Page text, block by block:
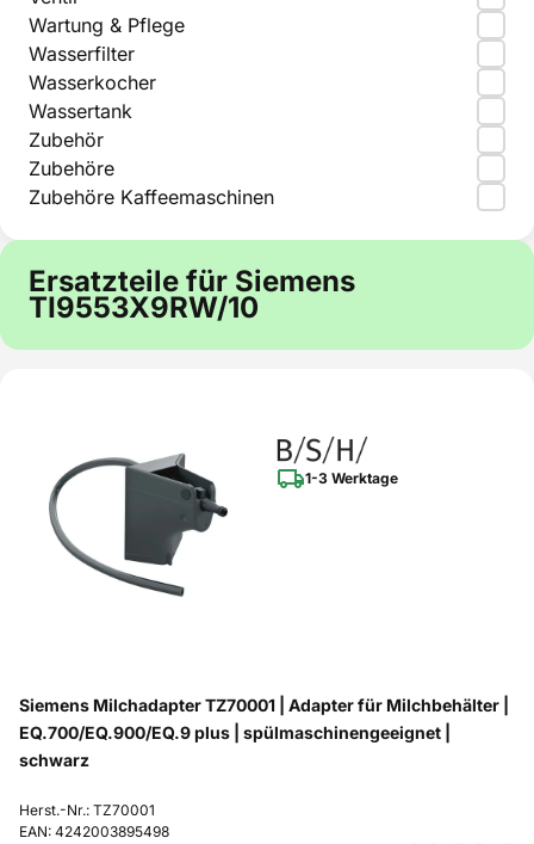
Wartung & Pflege
Wasserfilter
Wasserkocher
Wassertank
Zubehör
Zubehöre
Zubehöre Kaffeemaschinen
Ersatzteile für Siemens
TI9553X9RW/10
1-3 Werktage
Siemens Milchadapter TZ70001 | Adapter für Milchbehälter |
EQ.700/EQ.900/EQ.9 plus | spülmaschinengeeignet |
schwarz
Herst.-Nr.: TZ70001
EAN: 4242003895498